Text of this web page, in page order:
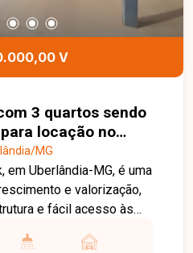
V
3 quartos sendo
locação no
em Uberlândia-
MG
em Uberlândia-MG, é uma
e valorização,
e fácil acesso às
farmácias, comércios e